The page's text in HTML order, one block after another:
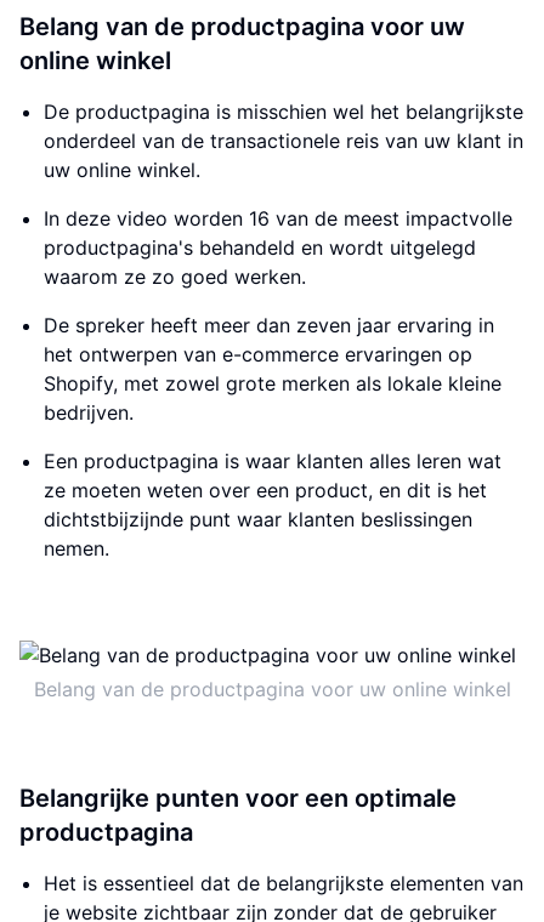
Belang van de productpagina voor uw
online winkel
De productpagina is misschien wel het belangrijkste
onderdeel van de transactionele reis van uw klant in
uw online winkel.
In deze video worden 16 van de meest impactvolle
productpagina's behandeld en wordt uitgelegd
waarom ze zo goed werken.
De spreker heeft meer dan zeven jaar ervaring in
het ontwerpen van e-commerce ervaringen op
Shopify, met zowel grote merken als lokale kleine
bedrijven.
Een productpagina is waar klanten alles leren wat
ze moeten weten over een product, en dit is het
dichtstbijzijnde punt waar klanten beslissingen
nemen.
Belang van de productpagina voor uw online winkel
Belangrijke punten voor een optimale
productpagina
Het is essentieel dat de belangrijkste elementen van
je website zichtbaar zijn zonder dat de gebruiker